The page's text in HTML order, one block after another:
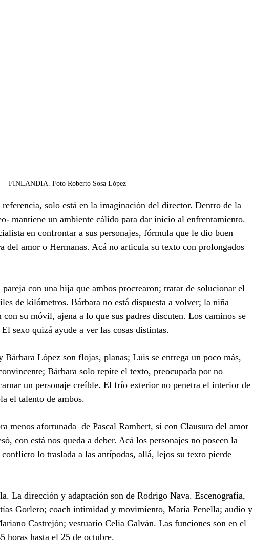
FINLANDIA. Foto Roberto Sosa López
solo está en la imaginación del director. Dentro de la
mantiene un ambiente cálido para dar inicio al enfrentamiento.
en confrontar a sus personajes, fórmula que le dio buen
del amor o Hermanas. Acá no articula su texto con prolongados
con una hija que ambos procrearon; tratar de solucionar el
de kilómetros. Bárbara no está dispuesta a volver; la niña
su móvil, ajena a lo que sus padres discuten. Los caminos se
sexo quizá ayude a ver las cosas distintas.
Bárbara López son flojas, planas; Luis se entrega un poco más,
Bárbara solo repite el texto, preocupada por no
un personaje creíble. El frío exterior no penetra el interior de
el talento de ambos.
menos afortunada  de Pascal Rambert, si con Clausura del amor
con está nos queda a deber. Acá los personajes no poseen la
lo traslada a las antípodas, allá, lejos su texto pierde
La dirección y adaptación son de Rodrigo Nava. Escenografía,
Gorlero; coach intimidad y movimiento, María Penella; audio y
Castrejón; vestuario Celia Galván. Las funciones son en el
horas hasta el 25 de octubre.